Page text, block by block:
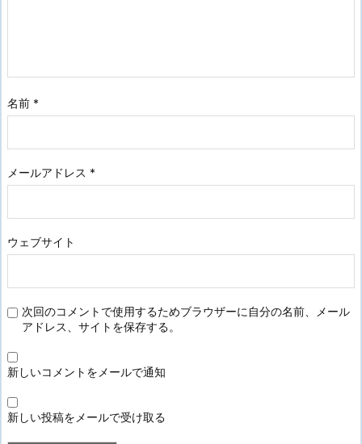
名前 *
メールアドレス *
ウェブサイト
次回のコメントで使用するためブラウザーに自分の名前、メール
アドレス、サイトを保存する。
新しいコメントをメールで通知
新しい投稿をメールで受け取る